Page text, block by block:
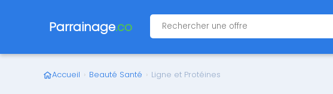
Parrainage.co
Accueil › Beauté Santé › Ligne et Protéines